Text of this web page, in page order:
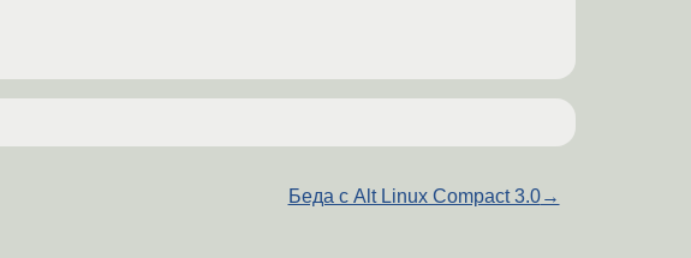
Беда с Alt Linux Compact 3.0→